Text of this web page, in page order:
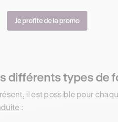
Je profite de la promo
différents types de
il est possible pour
: